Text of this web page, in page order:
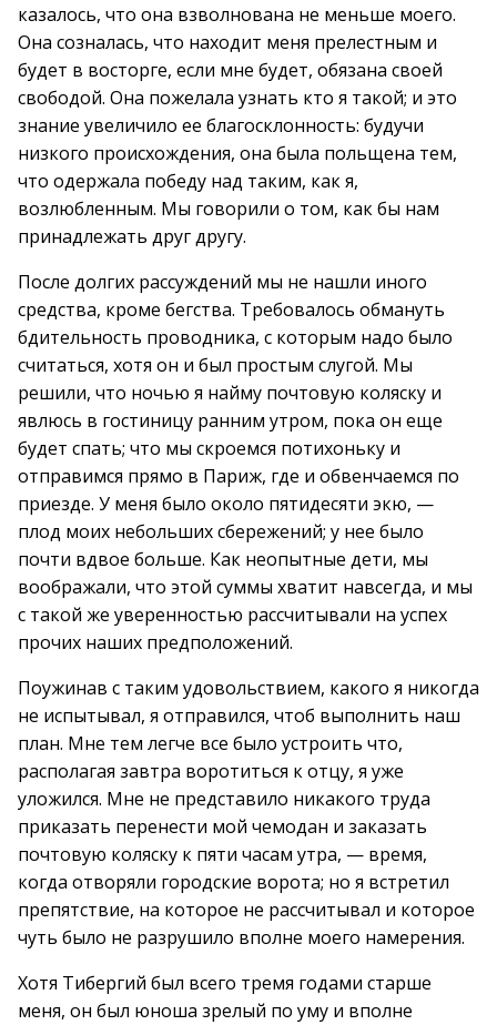
казалось, что она взволнована не меньше моего.
Она созналась, что находит меня прелестным и
будет в восторге, если мне будет, обязана своей
свободой. Она пожелала узнать кто я такой; и это
знание увеличило ее благосклонность: будучи
низкого происхождения, она была польщена тем,
что одержала победу над таким, как я,
возлюбленным. Мы говорили о том, как бы нам
принадлежать друг другу.
После долгих рассуждений мы не нашли иного
средства, кроме бегства. Требовалось обмануть
бдительность проводника, с которым надо было
считаться, хотя он и был простым слугой. Мы
решили, что ночью я найму почтовую коляску и
явлюсь в гостиницу ранним утром, пока он еще
будет спать; что мы скроемся потихоньку и
отправимся прямо в Париж, где и обвенчаемся по
приезде. У меня было около пятидесяти экю, —
плод моих небольших сбережений; у нее было
почти вдвое больше. Как неопытные дети, мы
воображали, что этой суммы хватит навсегда, и мы
с такой же уверенностью рассчитывали на успех
прочих наших предположений.
Поужинав с таким удовольствием, какого я никогда
не испытывал, я отправился, чтоб выполнить наш
план. Мне тем легче все было устроить что,
располагая завтра воротиться к отцу, я уже
уложился. Мне не представило никакого труда
приказать перенести мой чемодан и заказать
почтовую коляску к пяти часам утра, — время,
когда отворяли городские ворота; но я встретил
препятствие, на которое не рассчитывал и которое
чуть было не разрушило вполне моего намерения.
Хотя Тибергий был всего тремя годами старше
меня, он был юноша зрелый по уму и вполне